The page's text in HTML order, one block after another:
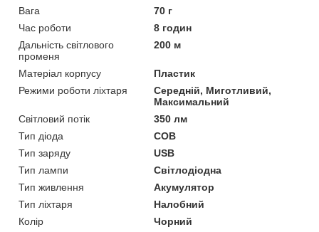
Вага
70 г
Час роботи
8 годин
Дальність світлового
променя
200 м
Матеріал корпусу
Пластик
Режими роботи ліхтаря
Середній, Миготливий,
Максимальний
Світловий потік
350 лм
Тип діода
COB
Тип заряду
USB
Тип лампи
Світлодіодна
Тип живлення
Акумулятор
Тип ліхтаря
Налобний
Колір
Чорний